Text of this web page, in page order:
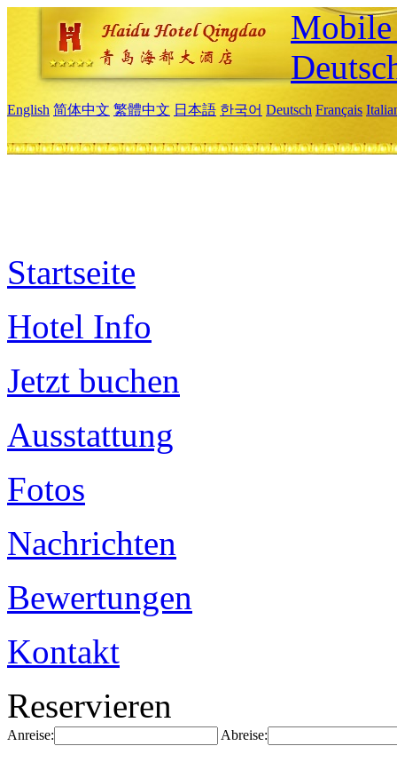
English 简体中文 繁體中文 日本語 한국어 Deutsch Français
Startseite
Hotel Info
Jetzt buchen
Ausstattung
Fotos
Nachrichten
Bewertungen
Kontakt
Reservieren
Anreise: Abreise: